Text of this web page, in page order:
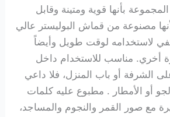
بأنها قوية ومتينة وقابل
مصنوعة من قماش البوليستر عالي
لاستخدامه لوقت طويل وأيضاً
أخري. مناسب للاستخدام داخل
الشرفة أو باب المنزل، فلا داعي
أو الأمطار . مطبوع عليه كلمات
مع صور القمر والنجوم والمساجد،